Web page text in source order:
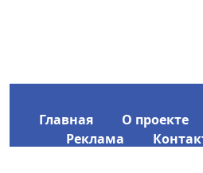
Главная О проекте
Реклама